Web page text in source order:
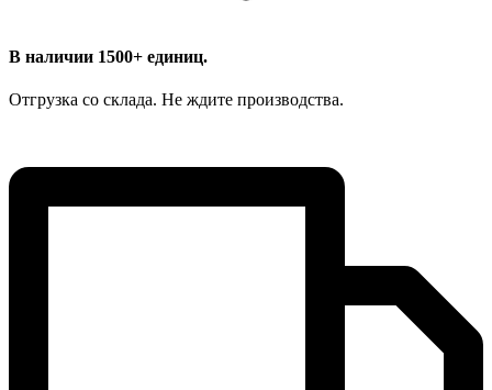
В наличии 1500+ единиц.
Отгрузка со склада. Не ждите производства.